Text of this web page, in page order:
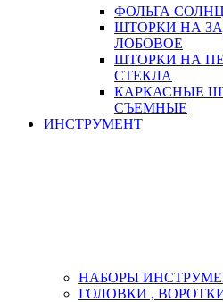
ФОЛЬГА
ШТОРКИ НА
ЛОБОВОЕ
ШТОРКИ НА
СТЕКЛА
КАРКАСНЫЕ
СЪЕМНЫЕ
ИНСТРУМЕНТ
НАБОРЫ
ГОЛОВКИ ,